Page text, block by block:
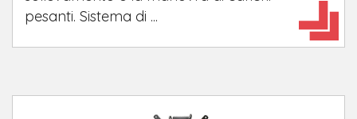
pesanti. Sistema di ...